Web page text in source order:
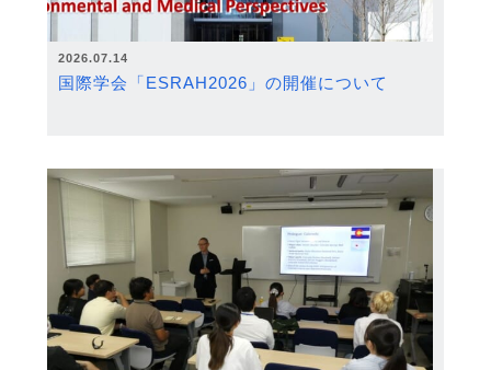
2026.07.14
国際学会「ESRAH2026」の開催について